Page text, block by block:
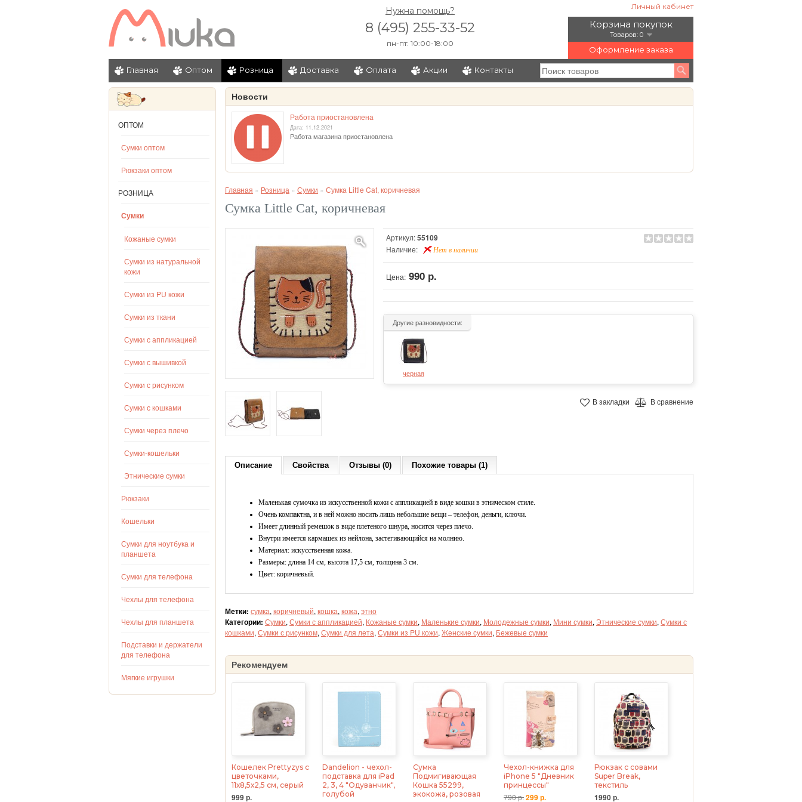
Личный кабинет
Корзина покупок
Товаров: 0
Оформление заказа
Нужна помощь?
8 (495) 255-33-52
пн-пт: 10:00-18:00
Главная Оптом Розница Доставка Оплата Акции Контакты
ОПТОМ
Сумки оптом
Рюкзаки оптом
РОЗНИЦА
Сумки
Кожаные сумки
Сумки из натуральной
кожи
Сумки из PU кожи
Сумки из ткани
Сумки с аппликацией
Сумки с вышивкой
Сумки с рисунком
Сумки с кошками
Сумки через плечо
Сумки-кошельки
Этнические сумки
Рюкзаки
Кошельки
Сумки для ноутбука и
планшета
Сумки для телефона
Чехлы для телефона
Чехлы для планшета
Подставки и держатели
для телефона
Мягкие игрушки
Новости
Работа приостановлена
Дата: 11.12.2021
Работа магазина приостановлена
Главная » Розница » Сумки » Сумка Little Cat, коричневая
Сумка Little Cat, коричневая
Артикул:55109
Наличие: Нет в наличии
Цена: 990 р.
Другие разновидности:
черная
В закладки В сравнение
Описание Свойства Отзывы (0) Похожие товары (1)
Маленькая сумочка из искусственной кожи с аппликацией в виде кошки в этническом стиле.
Очень компактна, и в ней можно носить лишь небольшие вещи – телефон, деньги, ключи.
Имеет длинный ремешок в виде плетеного шнура, носится через плечо.
Внутри имеется кармашек из нейлона, застегивающийся на молнию.
Материал: искусственная кожа.
Размеры: длина 14 см, высота 17,5 см, толщина 3 см.
Цвет: коричневый.
Метки: сумка, коричневый, кошка, кожа, этно
Категории: Сумки, Сумки с аппликацией, Кожаные сумки, Маленькие сумки, Молодежные сумки, Мини сумки, Этнические сумки, Сумки с
кошками, Сумки с рисунком, Сумки для лета, Сумки из PU кожи, Женские сумки, Бежевые сумки
Рекомендуем
Кошелек Prettyzys с
цветочками,
11х8,5х2,5 см, серый
999 р.
Dandelion - чехол-
подставка для iPad
2, 3, 4 "Одуванчик",
голубой
Сумка
Подмигивающая
Кошка 55299,
экокожа, розовая
Чехол-книжка для
iPhone 5 "Дневник
принцессы"
790 р.299 р.
Рюкзак с совами
Super Break,
текстиль
1990 р.